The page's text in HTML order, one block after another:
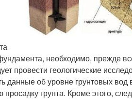
необходимо, прежде
провести геологические
данные об уровне грунтовых
грунта. Кроме этого,